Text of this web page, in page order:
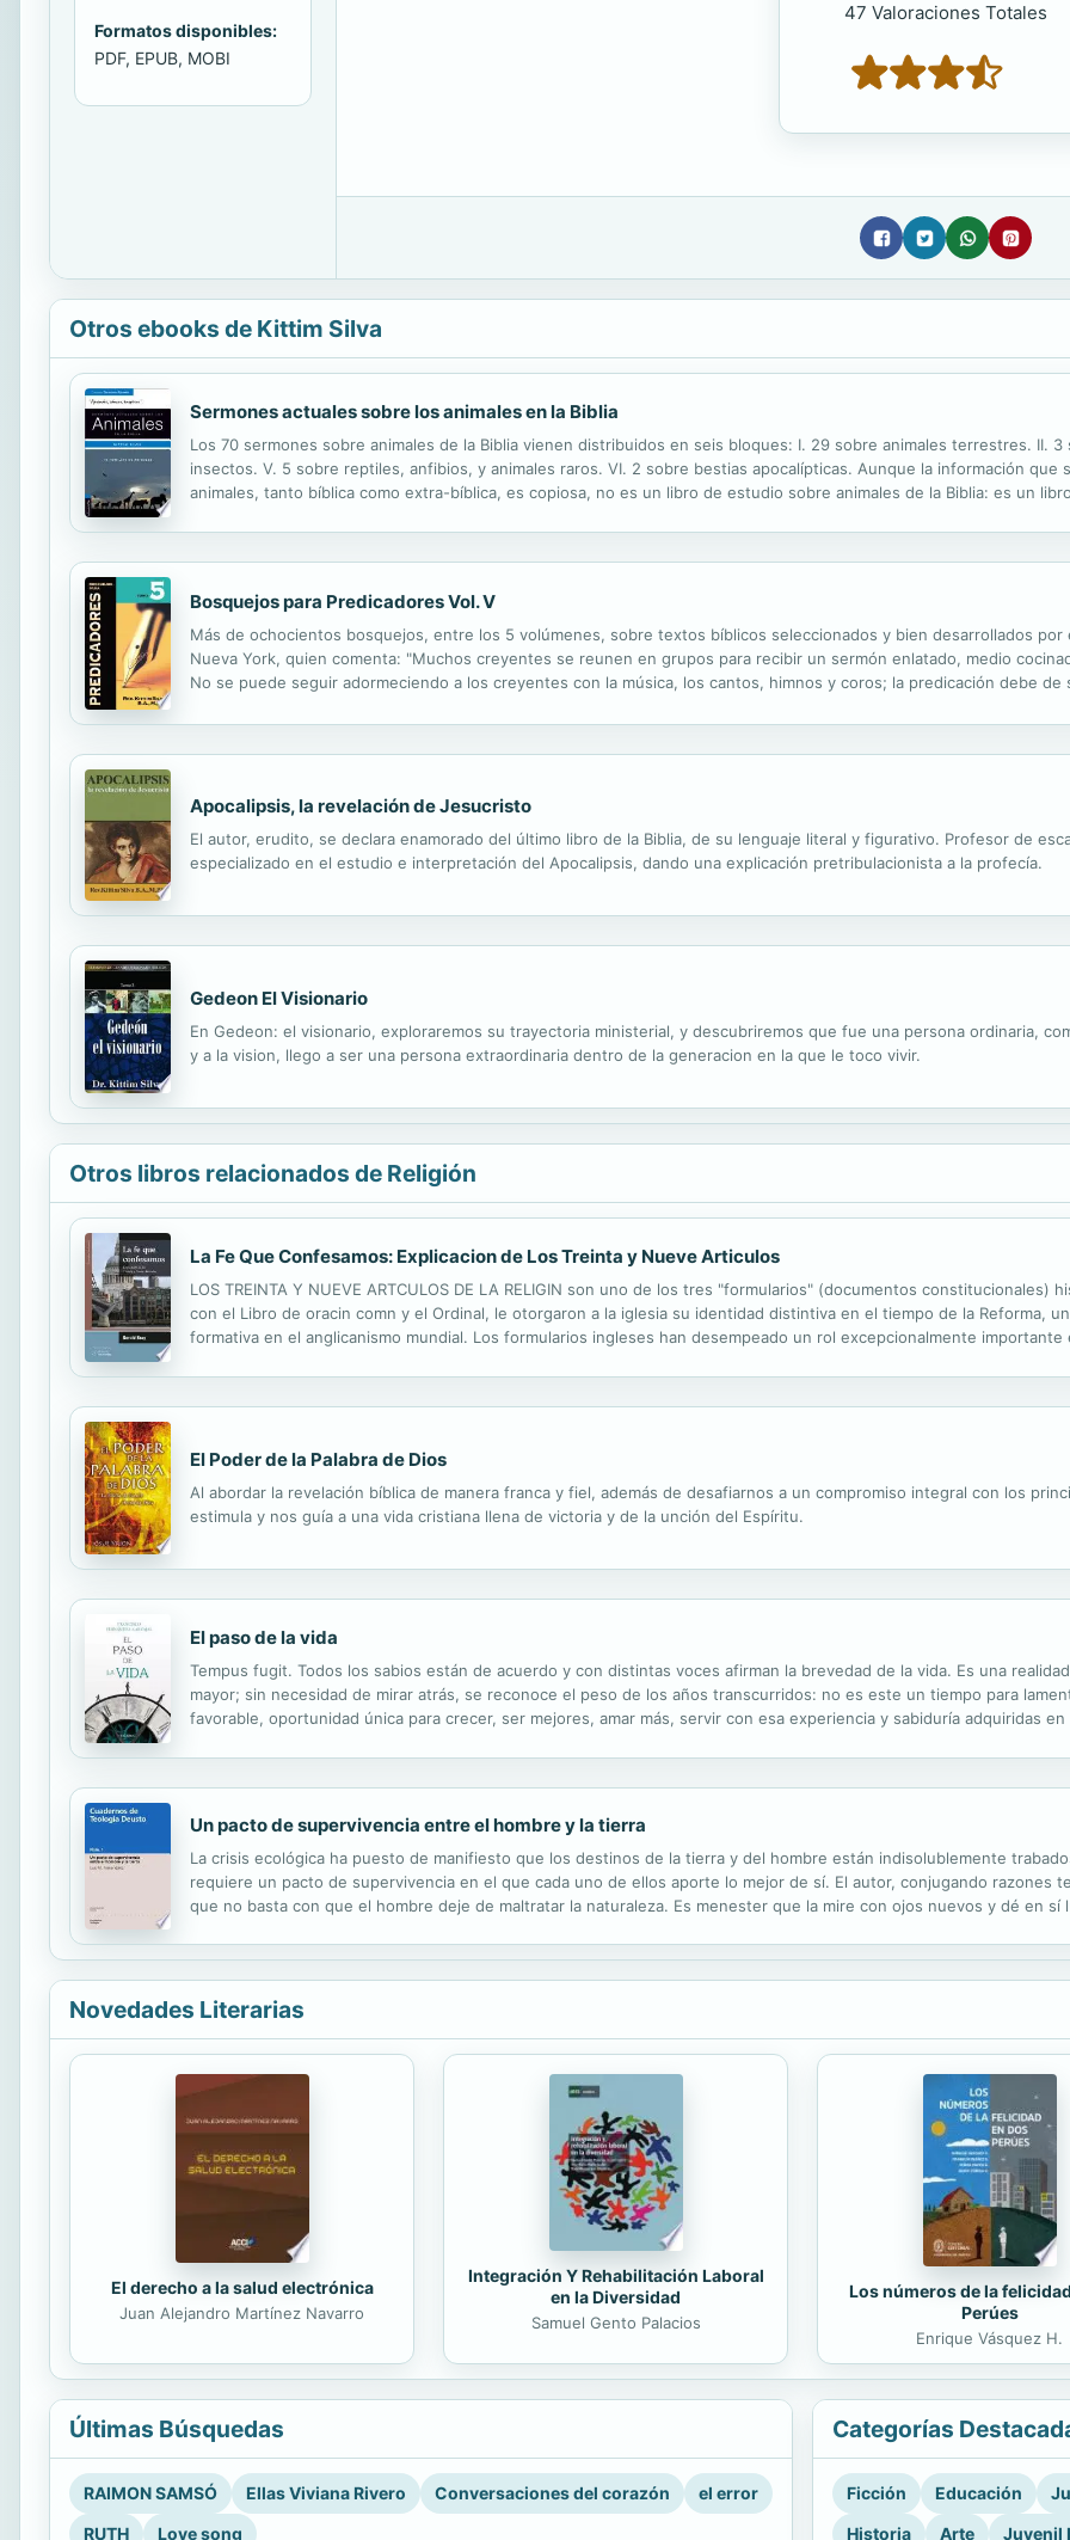
Formatos disponibles:
PDF, EPUB, MOBI
47 Valoraciones Totales
Otros ebooks de Kittim Silva
Sermones actuales sobre los animales en la Biblia
Los 70 sermones sobre animales de la Biblia vienen distribuidos en seis bloques: I. 29 sobre animales terrestres. II. 3
insectos. V. 5 sobre reptiles, anfibios, y animales raros. VI. 2 sobre bestias apocalípticas. Aunque la información que
animales, tanto bíblica como extra-bíblica, es copiosa, no es un libro de estudio sobre animales de la Biblia: es un
Bosquejos para Predicadores Vol. V
Más de ochocientos bosquejos, entre los 5 volúmenes, sobre textos bíblicos seleccionados y bien desarrollados
Nueva York, quien comenta: "Muchos creyentes se reunen en grupos para recibir un sermón enlatado, medio
No se puede seguir adormeciendo a los creyentes con la música, los cantos, himnos y coros; la predicación debe
Apocalipsis, la revelación de Jesucristo
El autor, erudito, se declara enamorado del último libro de la Biblia, de su lenguaje literal y figurativo. Profesor de
especializado en el estudio e interpretación del Apocalipsis, dando una explicación pretribulacionista a la profecía.
Gedeon El Visionario
En Gedeon: el visionario, exploraremos su trayectoria ministerial, y descubriremos que fue una persona ordinaria,
y a la vision, llego a ser una persona extraordinaria dentro de la generacion en la que le toco vivir.
Otros libros relacionados de Religión
La Fe Que Confesamos: Explicacion de Los Treinta y Nueve Articulos
LOS TREINTA Y NUEVE ARTCULOS DE LA RELIGIN son uno de los tres "formularios" (documentos constitucionales)
con el Libro de oracin comn y el Ordinal, le otorgaron a la iglesia su identidad distintiva en el tiempo de la Reforma,
formativa en el anglicanismo mundial. Los formularios ingleses han desempeado un rol excepcionalmente
El Poder de la Palabra de Dios
Al abordar la revelación bíblica de manera franca y fiel, además de desafiarnos a un compromiso integral con los
estimula y nos guía a una vida cristiana llena de victoria y de la unción del Espíritu.
El paso de la vida
Tempus fugit. Todos los sabios están de acuerdo y con distintas voces afirman la brevedad de la vida. Es una
mayor; sin necesidad de mirar atrás, se reconoce el peso de los años transcurridos: no es este un tiempo para
favorable, oportunidad única para crecer, ser mejores, amar más, servir con esa experiencia y sabiduría adquiridas
Un pacto de supervivencia entre el hombre y la tierra
La crisis ecológica ha puesto de manifiesto que los destinos de la tierra y del hombre están indisolublemente
requiere un pacto de supervivencia en el que cada uno de ellos aporte lo mejor de sí. El autor, conjugando razones
que no basta con que el hombre deje de maltratar la naturaleza. Es menester que la mire con ojos nuevos y dé en sí
Novedades Literarias
El derecho a la salud electrónica
Juan Alejandro Martínez Navarro
Integración Y Rehabilitación Laboral
en la Diversidad
Samuel Gento Palacios
Los números de la
Perúes
Enrique Vásquez H.
Últimas Búsquedas
RAIMON SAMSÓ Ellas Viviana Rivero Conversaciones del corazón
el error
RUTH
Love song
Categorías
Ficción Educación
Historia
Arte Juvenil